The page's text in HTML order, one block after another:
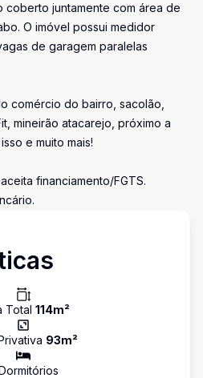
coberto juntamente com área de
O imóvel possui medidor
de garagem paralelas
comércio do bairro, sacolão,
mineirão atacarejo, próximo a
e muito mais!
financiamento/FGTS.
Total 114m²
93m²
s